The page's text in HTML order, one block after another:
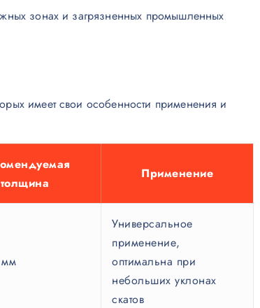
зонах и загрязненных промышленных
имеет свои особенности применения и
толщина
Применение
Универсальное
применение,
оптимальна при
небольших уклонах
скатов